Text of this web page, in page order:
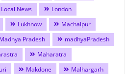
Local News
London
Lukhnow
Machalpur
Madhya Pradesh
madhyaPradesh
Maharatra
Makdone
Malhargarh